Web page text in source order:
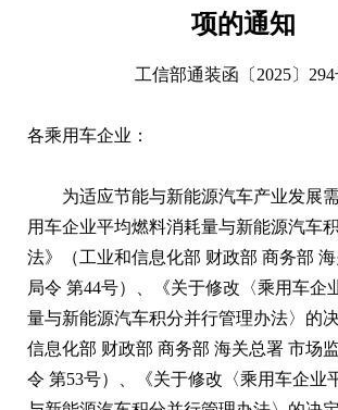
项的通知
工信部通装函〔2025〕
各乘用车企业：
为适应节能与新能源汽车产业发展
用车企业平均燃料消耗量与新能源汽车
法》（工业和信息化部 财政部 商务部
局令 第44号）、《关于修改〈乘用车企
量与新能源汽车积分并行管理办法〉的
信息化部 财政部 商务部 海关总署 市场
令 第53号）、《关于修改〈乘用车企业